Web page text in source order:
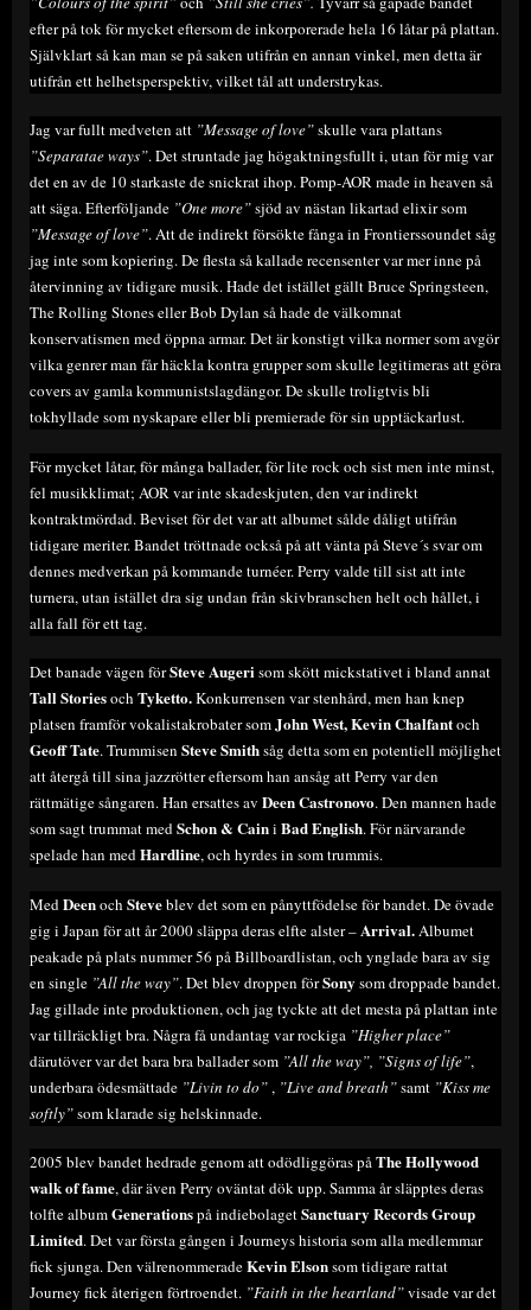
efter på tok för mycket eftersom de inkorporerade hela 16 låtar på plattan.
Självklart så kan man se på saken utifrån en annan vinkel, men detta är
utifrån ett helhetsperspektiv, vilket tål att understrykas.
Jag var fullt medveten att ”Message of love”skulle vara plattans
”Separatae ways”. Det struntade jag högaktningsfullt i, utan för mig var
det en av de 10 starkaste de snickrat ihop. Pomp-AOR made in heaven så
att säga. Efterföljande ”One more”sjöd av nästan likartad elixir som
”Message of love”. Att de indirekt försökte fånga in Frontierssoundet såg
jag inte som kopiering. De flesta så kallade recensenter var mer inne på
återvinning av tidigare musik. Hade det istället gällt Bruce Springsteen,
The Rolling Stones eller Bob Dylan så hade de välkomnat
konservatismen med öppna armar. Det är konstigt vilka normer som avgör
vilka genrer man får häckla kontra grupper som skulle legitimeras att göra
covers av gamla kommunistslagdängor. De skulle troligtvis bli
tokhyllade som nyskapare eller bli premierade för sin upptäckarlust.
För mycket låtar, för många ballader, för lite rock och sist men inte minst,
fel musikklimat; AOR var inte skadeskjuten, den var indirekt
kontraktmördad. Beviset för det var att albumet sålde dåligt utifrån
tidigare meriter. Bandet tröttnade också på att vänta på Steve´s svar om
dennes medverkan på kommande turnéer. Perry valde till sist att inte
turnera, utan istället dra sig undan från skivbranschen helt och hållet, i
alla fall för ett tag.
Det banade vägen förSteve Augerisom skött mickstativet i bland annat
Tall Storiesoch Tyketto.Konkurrensen var stenhård, men han knep
platsen framför vokalistakrobater somJohn West, Kevin Chalfantoch
Geoff Tate. Trummisen Steve Smithsåg detta som en potentiell möjlighet
att återgå till sina jazzrötter eftersom han ansåg att Perry var den
rättmätige sångaren. Han ersattes av Deen Castronovo. Den mannen hade
som sagt trummat medSchon & Caini Bad English. För närvarande
spelade han medHardline, och hyrdes in som trummis.
MedDeenoch Steveblev det som en pånyttfödelse för bandet. De övade
gig i Japan för att år 2000 släppa deras elfte alster –Arrival.Albumet
peakade på plats nummer 56 på Billboardlistan, och ynglade bara av sig
en single ”All the way”. Det blev droppen förSony som droppade bandet.
Jag gillade inte produktionen, och jag tyckte att det mesta på plattan inte
var tillräckligt bra. Några få undantag var rockiga ”Higher place”
därutövervar det bara bra ballader som ”All the way”, ”Signs of life”,
underbara ödesmättade ”Livin to do”, ”Live and breath”samt ”Kiss me
softly”som klarade sig helskinnade.
2005 blev bandet hedrade genom att odödliggöras påThe Hollywood
walk of fame, där även Perry oväntat dök upp. Samma år släpptes deras
tolfte albumGenerationspå indiebolagetSanctuary Records Group
Limited. Det var första gången i Journeys historia som alla medlemmar
fick sjunga. Den välrenommeradeKevin Elsonsom tidigare rattat
Journey fick återigen förtroendet. ”Faith in the heartland”visade var det